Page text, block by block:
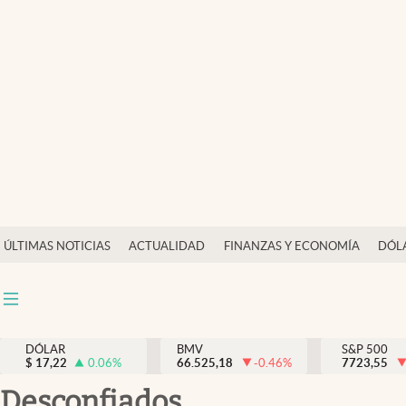
ÚLTIMAS NOTICIAS ACTUALIDAD FINANZAS Y ECONOMÍA
Opinión
Vida y estilo
DÓLAR
$ 17,22 0.06%
BMV
66.525,18
-0.46%
S&P 500
7723,55